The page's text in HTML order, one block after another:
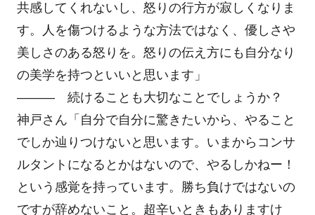
共感してくれないし、怒りの行方が寂しくなりま
す。人を傷つけるような方法ではなく、優しさや
美しさのある怒りを。怒りの伝え方にも自分なり
の美学を持つといいと思います」
――― 続けることも大切なことでしょうか？
神戸さん「自分で自分に驚きたいから、やること
でしか辿りつけないと思います。いまからコンサ
ルタントになるとかはないので、やるしかねー！
という感覚を持っています。勝ち負けではないの
ですが辞めないこと。超辛いときもありますけ